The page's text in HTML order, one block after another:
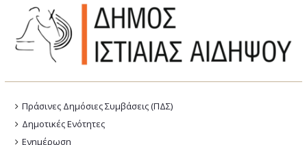
Πράσινες Δημόσιες Συμβάσεις (ΠΔΣ)
Δημοτικές Ενότητες
Ενημέρωση